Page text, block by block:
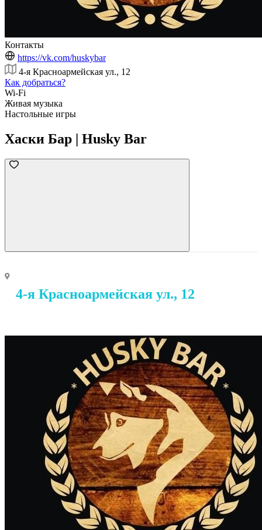
Контакты
https://vk.com/huskybar
4-я Красноармейская ул., 12
Как добраться?
Wi-Fi
Живая музыка
Настольные игры
Хаски Бар | Husky Bar
4-я Красноармейская ул., 12